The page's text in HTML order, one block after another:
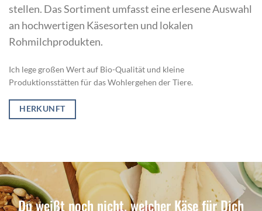
stellen. Das Sortiment umfasst eine erlesene Auswahl
an hochwertigen Käsesorten und lokalen
Rohmilchprodukten.
Ich lege großen Wert auf Bio-Qualität und kleine
Produktionsstätten für das Wohlergehen der Tiere.
HERKUNFT
Du weißt noch nicht, welcher Käse für Dich